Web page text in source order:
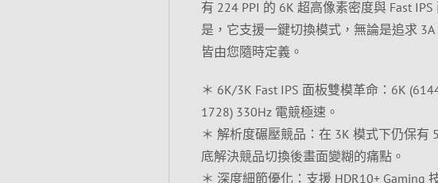
有 224 PPI 的 6K 超高像素密度與 Fast
是，它支援一鍵切換模式，無論是追求
皆由您隨時定義。
＊ 6K/3K Fast IPS 面板雙模革命：6K
1728) 330Hz 電競極速。
＊ 解析度碾壓競品：在 3K 模式下仍保有
底解決競品切換後畫面變糊的痛點。
＊ 深度細節優化：支援 HDR10+ Gaming